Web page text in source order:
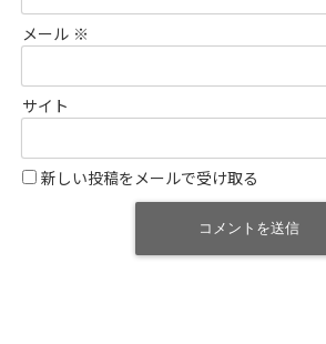
メール ※
サイト
新しい投稿をメールで受け取る